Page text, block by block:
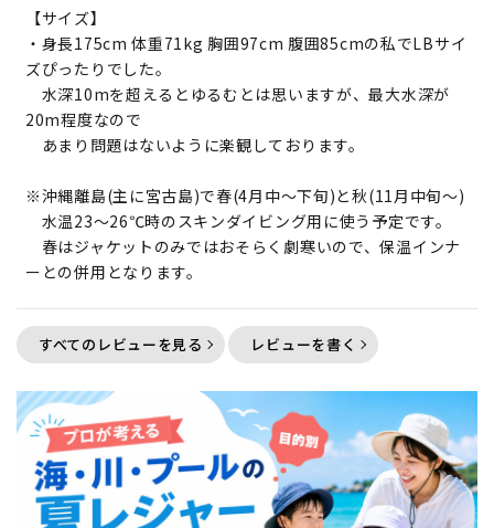
【サイズ】
・身長175cm 体重71kg 胸囲97cm 腹囲85cmの私でLBサイ
ズぴったりでした。
水深10mを超えるとゆるむとは思いますが、最大水深が
20m程度なので
あまり問題はないように楽観しております。
※沖縄離島(主に宮古島)で春(4月中～下旬)と秋(11月中旬～)
水温23～26℃時のスキンダイビング用に使う予定です。
春はジャケットのみではおそらく劇寒いので、保温インナ
ーとの併用となります。
すべてのレビューを見る レビューを書く